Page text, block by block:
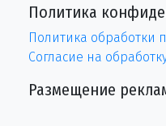
Политика
Политика обработки
Согласие на
Размещение